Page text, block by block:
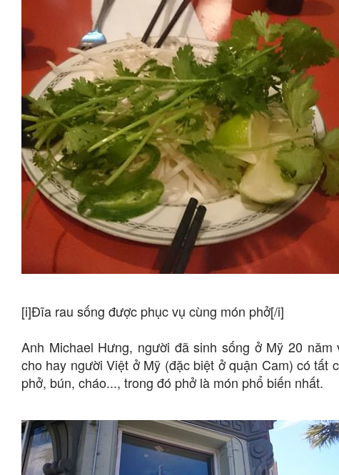
[i]Đĩa rau sống được phục vụ cùng món phở[/i]
Anh Michael Hưng, người đã sinh sống ở Mỹ 20
cho hay người Việt ở Mỹ (đặc biệt ở quận Cam) có tất
phở, bún, cháo..., trong đó phở là món phổ biến nhất.